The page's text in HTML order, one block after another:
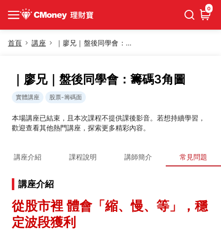
0
首頁 講座 ｜廖兄｜盤後同學會：籌碼3角圖
｜廖兄｜盤後同學會：籌碼3角圖
實體講座 股票-籌碼面
本場講座已結束，且本次課程不提供課後影音。若想持續學習，
歡迎查看其他熱門講座，探索更多精彩內容。
講座介紹 課程說明 講師簡介 常見問題
講座介紹
從股市裡 體會「縮、慢、等」，穩
定波段獲利